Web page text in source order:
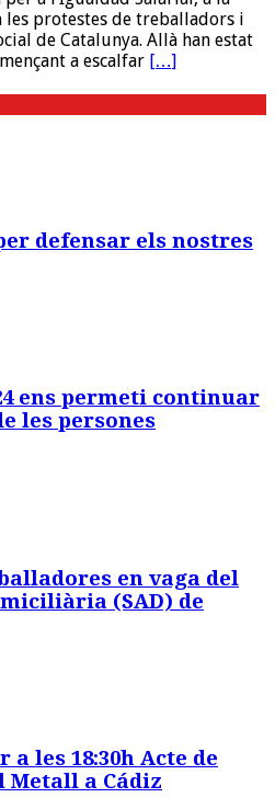
les protestes de treballadors i
de Catalunya. Allà han estat
a escalfar […]
defensar els nostres
ens permeti continuar
les persones
en vaga del
(SAD) de
a les 18:30h Acte de
Metall a Cádiz